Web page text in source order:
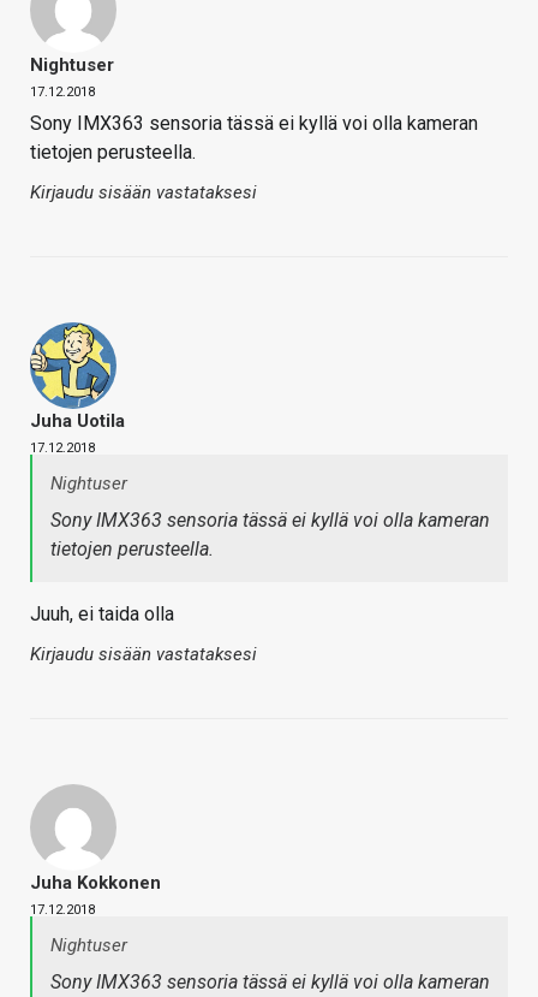
Nightuser
17.12.2018
Sony IMX363 sensoria tässä ei kyllä voi olla kameran
tietojen perusteella.
Kirjaudu sisään vastataksesi
Juha Uotila
17.12.2018
Nightuser
Sony IMX363 sensoria tässä ei kyllä voi olla kameran
tietojen perusteella.
Juuh, ei taida olla
Kirjaudu sisään vastataksesi
Juha Kokkonen
17.12.2018
Nightuser
Sony IMX363 sensoria tässä ei kyllä voi olla kameran